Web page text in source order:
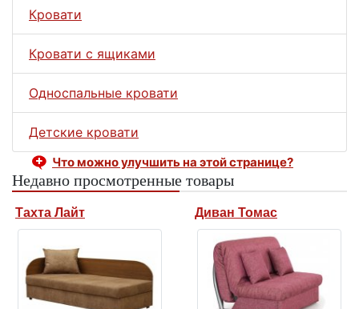
Кровати
Кровати с ящиками
Односпальные кровати
Детские кровати
Что можно улучшить на этой странице?
Недавно просмотренные товары
Тахта Лайт Диван Томас